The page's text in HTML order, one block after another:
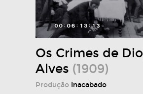
Os Crimes de
Alves (1909)
Produção Inacabado